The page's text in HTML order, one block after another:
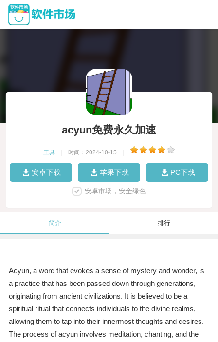
acyun免费永久加速
工具 时间：2024-10-15
安卓下载 苹果下载 PC下载
安卓市场，安全绿色
简介 排行
Acyun, a word that evokes a sense of mystery and wonder, is
a practice that has been passed down through generations,
originating from ancient civilizations. It is believed to be a
spiritual ritual that connects individuals to the divine realms,
allowing them to tap into their innermost thoughts and desires.
The process of acyun involves meditation, chanting, and the